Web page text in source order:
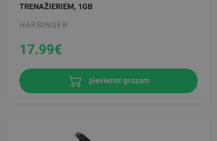
TRENAŽIERIEM, 1GB
HARBINGER
17.99€
pievienot grozam